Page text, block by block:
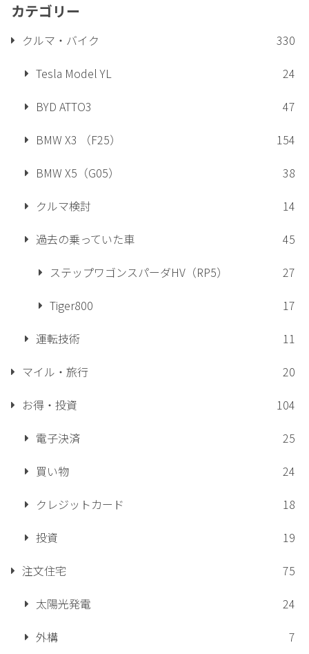
カテゴリー
クルマ・バイク
330
Tesla Model YL
24
BYD ATTO3
47
BMW X3 （F25）
154
BMW X5（G05）
38
クルマ検討
14
過去の乗っていた車
45
ステップワゴンスパーダHV（RP5）
27
Tiger800
17
運転技術
11
マイル・旅行
20
お得・投資
104
電子決済
25
買い物
24
クレジットカード
18
投資
19
注文住宅
75
太陽光発電
24
外構
7